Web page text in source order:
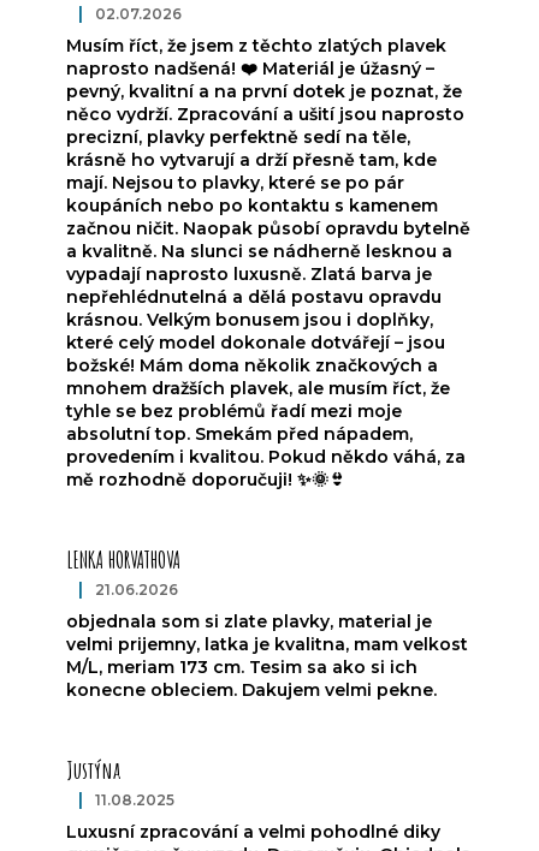
Ocena produktu to 5 na 5 gwiazdek.
| 02.07.2026
Musím říct, že jsem z těchto zlatých plavek
naprosto nadšená! ❤️ Materiál je úžasný –
pevný, kvalitní a na první dotek je poznat, že
něco vydrží. Zpracování a ušití jsou naprosto
precizní, plavky perfektně sedí na těle,
krásně ho vytvarují a drží přesně tam, kde
mají. Nejsou to plavky, které se po pár
koupáních nebo po kontaktu s kamenem
začnou ničit. Naopak působí opravdu bytelně
a kvalitně. Na slunci se nádherně lesknou a
vypadají naprosto luxusně. Zlatá barva je
nepřehlédnutelná a dělá postavu opravdu
krásnou. Velkým bonusem jsou i doplňky,
které celý model dokonale dotvářejí – jsou
božské! Mám doma několik značkových a
mnohem dražších plavek, ale musím říct, že
tyhle se bez problémů řadí mezi moje
absolutní top. Smekám před nápadem,
provedením i kvalitou. Pokud někdo váhá, za
mě rozhodně doporučuji! ✨🌞👙
LENKA HORVATHOVA
Ocena produktu to 5 na 5 gwiazdek.
| 21.06.2026
objednala som si zlate plavky, material je
velmi prijemny, latka je kvalitna, mam velkost
M/L, meriam 173 cm. Tesim sa ako si ich
konecne obleciem. Dakujem velmi pekne.
Justýna
Ocena produktu to 5 na 5 gwiazdek.
| 11.08.2025
Luxusní zpracování a velmi pohodlné diky